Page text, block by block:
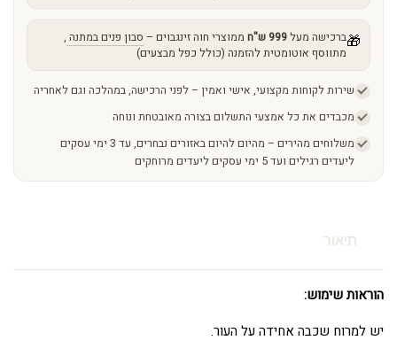
🎁ברכישה מעל999 ש"ח ממוצרי חוה זינגבוים – סבון פנים במתנה ,
מתווסף אוטומטית להזמנה (כולל כפל מבצעים)
שירות לקוחות מקצועי, אישי ואמין – לפני הרכישה, במהלכה וגם לאחריה
מכבדים את כל אמצעי התשלום בצורה מאובטחת ונוחה
משלוחים מהירים – מהיום להיום באזורים נבחרים, עד 3 ימי עסקים
ליעדים רגילים ועד 5 ימי עסקים ליעדים מרוחקים
תיאור
הוראות שימוש:
יש למרוח שכבה אחידה על העור.